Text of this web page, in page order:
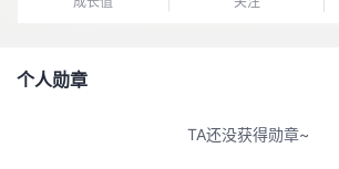
个人勋章
TA还没获得勋章~